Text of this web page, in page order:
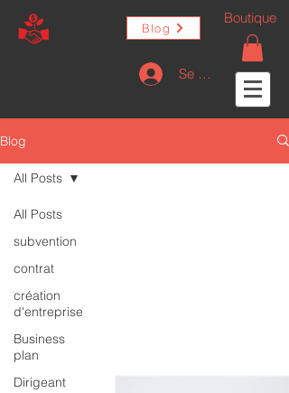
Blog
Se connecter
Boutique
Blog
All Posts
subvention
contrat
création
d'entreprise
Business
plan
Dirigeant
All Posts